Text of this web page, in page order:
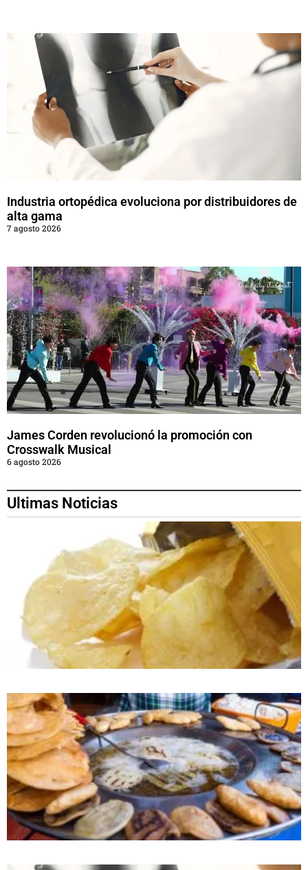
Industria ortopédica evoluciona por distribuidores de
alta gama
7 agosto 2026
James Corden revolucionó la promoción con
Crosswalk Musical
6 agosto 2026
Ultimas Noticias